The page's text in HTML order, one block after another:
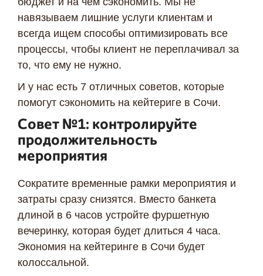
навязываем лишние услуги клиентам и
всегда ищем способы оптимизировать все
процессы, чтобы клиент не переплачивал за
то, что ему не нужно.
И у нас есть 7 отличных советов, которые
помогут сэкономить на кейтериге в Сочи.
Совет №1: контролируйте
продолжительность
мероприятия
Сократите временные рамки мероприятия и
затраты сразу снизятся. Вместо банкета
длиной в 6 часов устройте фуршетную
вечеринку, которая будет длиться 4 часа.
Экономия на кейтеринге в Сочи будет
колоссальной.